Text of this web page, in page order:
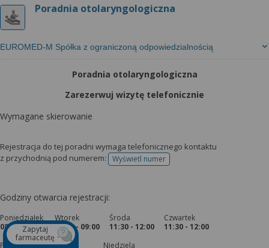
Poradnia otolaryngologiczna
EUROMED-M Spółka z ograniczoną odpowiedzialnością
Poradnia otolaryngologiczna
Zarezerwuj wizytę telefonicznie
Wymagane skierowanie
Rejestracja do tej poradni wymaga telefonicznego kontaktu
z przychodnią pod numerem:
Wyświetl numertelefonu do rejestracji
Godziny otwarcia rejestracji:
Poniedziałek
08:00 - 09:00
Wtorek
08:00 - 09:00
Środa
11:30 - 12:00
Czwartek
11:30 - 12:00
Piątek
Sobota Niedziela
Zapytaj
farmaceutę